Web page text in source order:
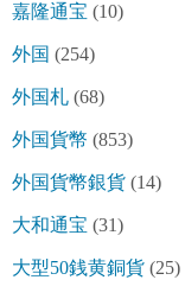
嘉隆通宝 (10)
外国 (254)
外国札 (68)
外国貨幣 (853)
外国貨幣銀貨 (14)
大和通宝 (31)
大型50銭黄銅貨 (25)